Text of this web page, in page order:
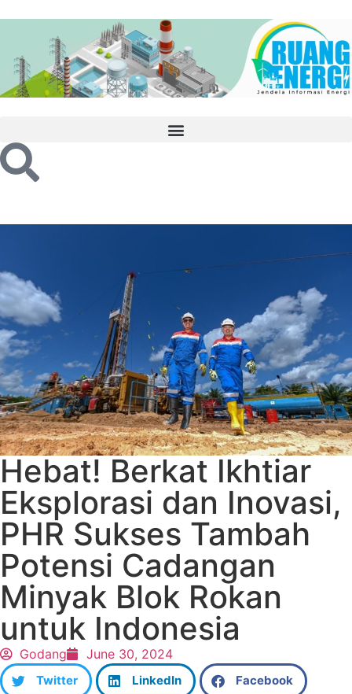
Hebat! Berkat Ikhtiar
Eksplorasi dan Inovasi,
PHR Sukses Tambah
Potensi Cadangan
Minyak Blok Rokan
untuk Indonesia
Godang June 30, 2024
Twitter LinkedIn Facebook